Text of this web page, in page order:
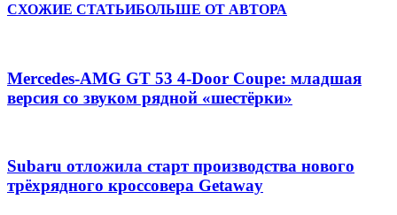
СХОЖИЕ СТАТЬИБОЛЬШЕ ОТ АВТОРА
Mercedes-AMG GT 53 4-Door Coupe: младшая
версия со звуком рядной «шестёрки»
Subaru отложила старт производства нового
трёхрядного кроссовера Getaway